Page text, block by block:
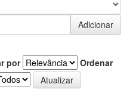
por
Ordenar